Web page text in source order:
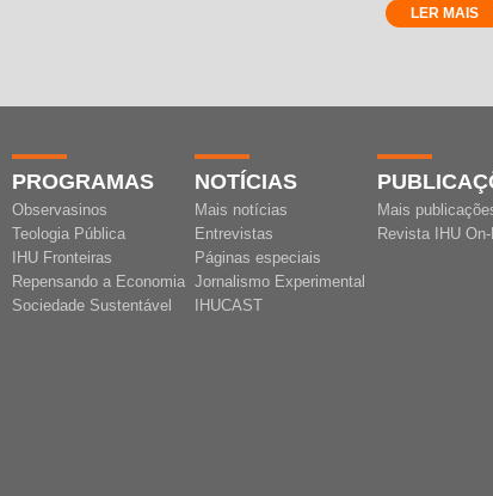
LER MAIS
PROGRAMAS
Observasinos
Teologia Pública
IHU Fronteiras
Repensando a Economia
Sociedade Sustentável
NOTÍCIAS
Mais notícias
Entrevistas
Páginas especiais
Jornalismo Experimental
IHUCAST
Mais
Revista IHU